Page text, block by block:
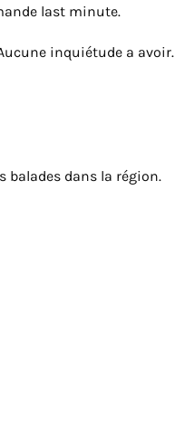
last minute.
inquiétude a avoir.
balades dans la région.